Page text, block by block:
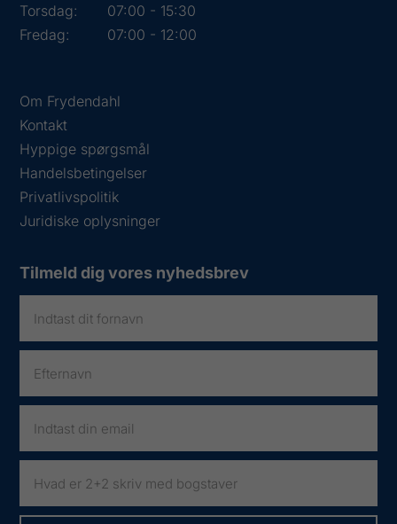
Torsdag:
07:00 - 15:30
Fredag:
07:00 - 12:00
Om Frydendahl
Kontakt
Hyppige spørgsmål
Handelsbetingelser
Privatlivspolitik
Juridiske oplysninger
Tilmeld dig vores nyhedsbrev